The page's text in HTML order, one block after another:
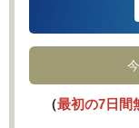
（最初の7日間